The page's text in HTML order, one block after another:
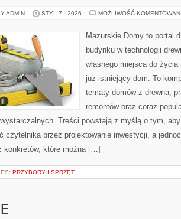
ADMIN STY - 7 - 2026 MOŻLIWOŚĆ
Mazurskie Domy to portal
budynku w technologii
własnego miejsca do
już istniejący dom. To
tematy domów z drewna,
remontów oraz coraz
Treści powstają z myślą o tym,
czytelnika przez projektowanie inwestycji, a
konkretów, które można […]
PRZYBORY I SPRZĘT